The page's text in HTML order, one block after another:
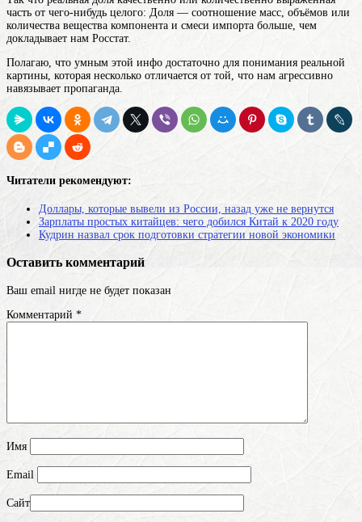
часть от чего-нибудь целого: Доля — соотношение масс, объёмов или
количества вещества компонента и смеси импорта больше, чем
докладывает нам Росстат.
Полагаю, что умным этой инфо достаточно для понимания реальной
картины, которая несколько отличается от той, что нам агрессивно
навязывает пропаганда.
Читатели рекомендуют:
Доллары, которые вывели из России, назад уже не вернутся
Зарплаты простых китайцев: чего добился Китай к 2020 году
Кудрин назвал срок подготовки стратегии новой экономики
Оставить комментарий
Ваш email нигде не будет показан
Комментарий *
Имя
Email
Сайт